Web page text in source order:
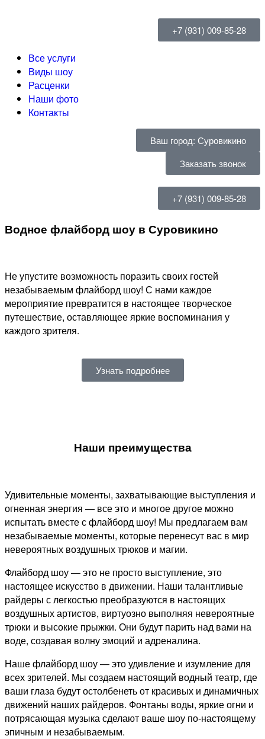
+7 (931) 009-85-28
Все услуги
Виды шоу
Расценки
Наши фото
Контакты
Ваш город: Суровикино
Заказать звонок
+7 (931) 009-85-28
Водное флайборд шоу в Суровикино
Не упустите возможность поразить своих гостей
незабываемым флайборд шоу! С нами каждое
мероприятие превратится в настоящее творческое
путешествие, оставляющее яркие воспоминания у
каждого зрителя.
Узнать подробнее
Наши преимущества
Удивительные моменты, захватывающие выступления и
огненная энергия — все это и многое другое можно
испытать вместе с флайборд шоу! Мы предлагаем вам
незабываемые моменты, которые перенесут вас в мир
невероятных воздушных трюков и магии.
Флайборд шоу — это не просто выступление, это
настоящее искусство в движении. Наши талантливые
райдеры с легкостью преобразуются в настоящих
воздушных артистов, виртуозно выполняя невероятные
трюки и высокие прыжки. Они будут парить над вами на
воде, создавая волну эмоций и адреналина.
Наше флайборд шоу — это удивление и изумление для
всех зрителей. Мы создаем настоящий водный театр, где
ваши глаза будут остолбенеть от красивых и динамичных
движений наших райдеров. Фонтаны воды, яркие огни и
потрясающая музыка сделают ваше шоу по-настоящему
эпичным и незабываемым.